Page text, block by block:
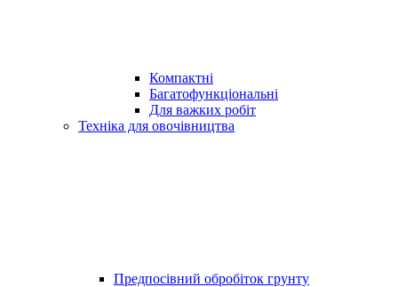
Компактні
Багатофункціональні
Для важких робіт
Техніка для овочівництва
Предпосівний обробіток грунту